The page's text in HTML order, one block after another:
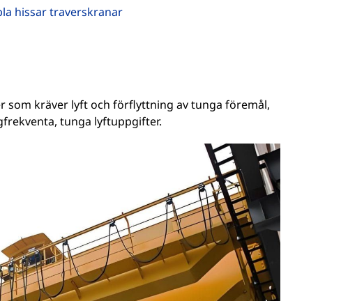
hissar traverskranar
som kräver lyft och förflyttning av tunga föremål,
tunga lyftuppgifter.